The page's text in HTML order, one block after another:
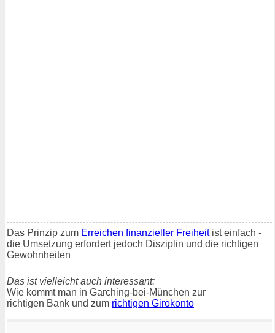
Das Prinzip zum Erreichen finanzieller Freiheitist einfach -
die Umsetzung erfordert jedoch Disziplin und die richtigen
Gewohnheiten
Das ist vielleicht auch interessant:
Wie kommt man in Garching-bei-München zur
richtigen Bank und zum richtigen Girokonto